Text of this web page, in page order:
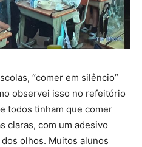
“comer em silêncio”
observei isso no refeitório
todos tinham que comer
claras, com um adesivo
olhos. Muitos alunos